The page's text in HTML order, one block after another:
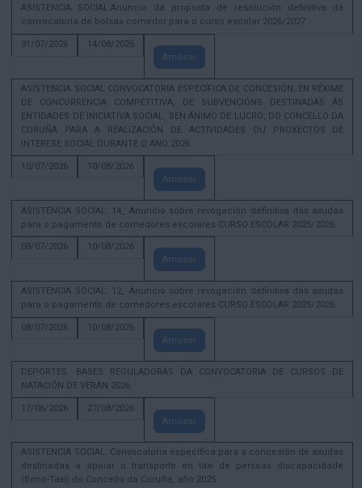
ASISTENCIA SOCIAL.Anuncio da proposta de resolución definitiva dá
convocatoria de bolsas comedor para o curso escolar 2026/2027.
31/07/2026
14/08/2026
Amosar
ASISTENCIA SOCIAL CONVOCATORIA ESPECÍFICA DE CONCESIÓN, EN RÉXIME
DE CONCORRENCIA COMPETITIVA, DE SUBVENCIÓNS DESTINADAS ÁS
ENTIDADES DE INICIATIVA SOCIAL, SEN ÁNIMO DE LUCRO, DO CONCELLO DA
CORUÑA PARA A REALIZACIÓN DE ACTIVIDADES OU PROXECTOS DE
INTERESE SOCIAL DURANTE O ANO 2026
10/07/2026
10/08/2026
Amosar
ASISTENCIA SOCIAL. 14_ Anuncio sobre revogación definitiva das axudas
para o pagamento de comedores escolares CURSO ESCOLAR 2025/2026
08/07/2026
10/08/2026
Amosar
ASISTENCIA SOCIAL. 12_ Anuncio sobre revogación definitiva das axudas
para o pagamento de comedores escolares CURSO ESCOLAR 2025/2026
08/07/2026
10/08/2026
Amosar
DEPORTES. BASES REGULADORAS DA CONVOCATORIA DE CURSOS DE
NATACIÓN DE VERÁN 2026
17/06/2026
27/08/2026
Amosar
ASISTENCIA SOCIAL. Convocatoria específica para a concesión de axudas
destinadas a apoiar o transporte en taxi de persoas discapacidade
(Bono-Taxi) do Concello da Coruña, año 2025